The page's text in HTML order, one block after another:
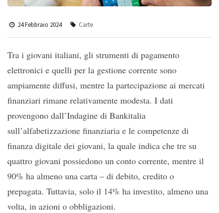
24 Febbraio 2024 Carte
Tra i giovani italiani, gli strumenti di pagamento
elettronici e quelli per la gestione corrente sono
ampiamente diffusi, mentre la partecipazione ai mercati
finanziari rimane relativamente modesta. I dati
provengono dall’Indagine di Bankitalia
sull’alfabetizzazione finanziaria e le competenze di
finanza digitale dei giovani, la quale indica che tre su
quattro giovani possiedono un conto corrente, mentre il
90% ha almeno una carta – di debito, credito o
prepagata. Tuttavia, solo il 14% ha investito, almeno una
volta, in azioni o obbligazioni.